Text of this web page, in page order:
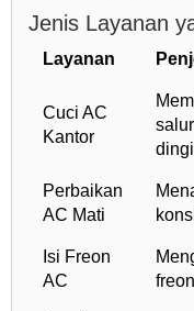
Jenis Layanan
Layanan
Cuci AC
Kantor
Perbaikan
AC Mati
Isi Freon
AC